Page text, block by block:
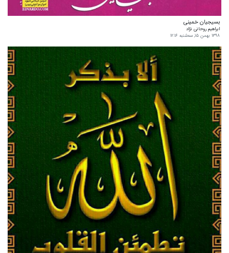
بسیجیان خمینی
ابراهیم روحانی نژاد
۱۳۹۸ بهمن ۱۵, سه‌شنبه ۱۲:۱۶